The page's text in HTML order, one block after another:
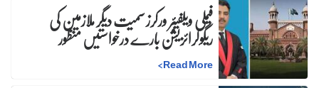
فیملی ویلفیئر ورکرز سمیت دیگر ملازمین کی
ریگولرائزیشن بارے درخواستیں منظور
Read More
>